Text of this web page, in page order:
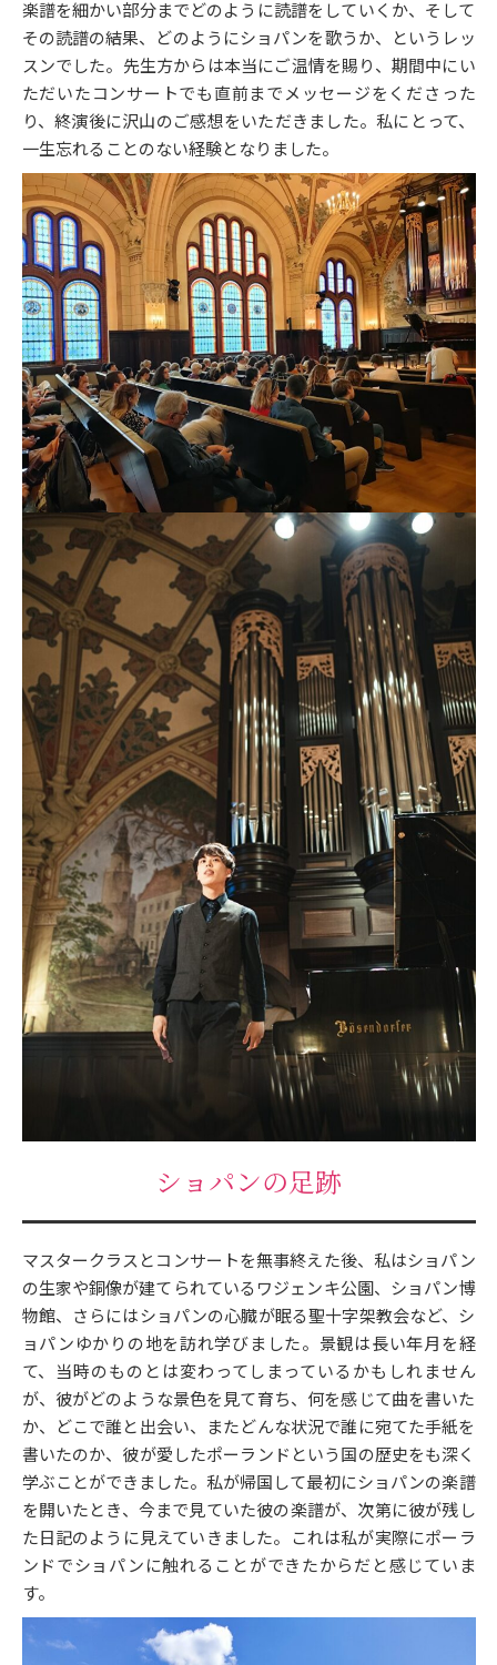
楽譜を細かい部分までどのように読譜をしていくか、そして
その読譜の結果、どのようにショパンを歌うか、というレッ
スンでした。先生方からは本当にご温情を賜り、期間中にい
ただいたコンサートでも直前までメッセージをくださった
り、終演後に沢山のご感想をいただきました。私にとって、
一生忘れることのない経験となりました。
ショパンの足跡
マスタークラスとコンサートを無事終えた後、私はショパン
の生家や銅像が建てられているワジェンキ公園、ショパン博
物館、さらにはショパンの心臓が眠る聖十字架教会など、シ
ョパンゆかりの地を訪れ学びました。景観は長い年月を経
て、当時のものとは変わってしまっているかもしれません
が、彼がどのような景色を見て育ち、何を感じて曲を書いた
か、どこで誰と出会い、またどんな状況で誰に宛てた手紙を
書いたのか、彼が愛したポーランドという国の歴史をも深く
学ぶことができました。私が帰国して最初にショパンの楽譜
を開いたとき、今まで見ていた彼の楽譜が、次第に彼が残し
た日記のように見えていきました。これは私が実際にポーラ
ンドでショパンに触れることができたからだと感じていま
す。